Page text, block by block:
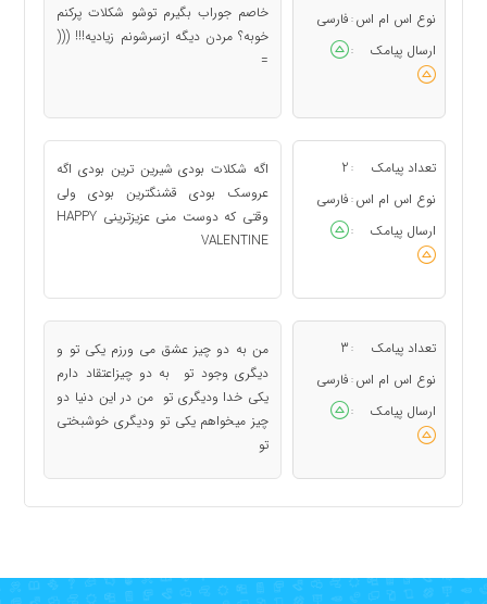
نوع اس ام اس : فارسی
ارسال پیامک
:
خاصم جوراب بگیرم توشو شکلات پرکنم
خوبه؟ مردن دیگه ازسرشونم زیادیه!!! (((
=
تعداد پیامک :
2
نوع اس ام اس : فارسی
ارسال پیامک
:
اگه شکلات بودی شیرین ترین بودی اگه
عروسک بودی قشنگترین بودی ولی
وقتی که دوست منی عزیزترینی HAPPY
VALENTINE
تعداد پیامک :
3
نوع اس ام اس : فارسی
ارسال پیامک
:
من به دو چیز عشق می ورزم یکی تو و
دیگری وجود تو به دو چیزاعتقاد دارم
یکی خدا ودیگری تو من در این دنیا دو
چیز میخواهم یکی تو ودیگری خوشبختی
تو